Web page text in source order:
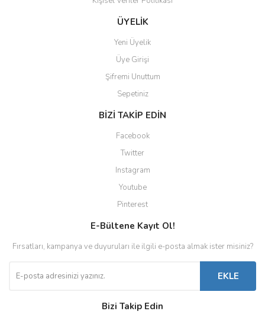
Gönder
ÜYELİK
Yeni Üyelik
Üye Girişi
Şifremi Unuttum
Sepetiniz
BİZİ TAKİP EDİN
Facebook
Twitter
Instagram
Youtube
Pinterest
E-Bültene Kayıt Ol!
Fırsatları, kampanya ve duyuruları ile ilgili e-posta almak ister misiniz?
EKLE
Bizi Takip Edin